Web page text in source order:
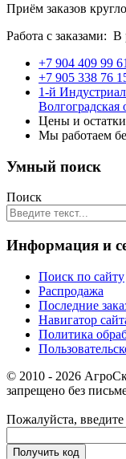
Приём заказов
Работа с заказами: В
+7 904 409 99 61
+7 905 338 76
1-й
Волгоградская
Цены и
Мы работаем
Умный поиск
Поиск
Информация и
Поиск по сайту
Распродажа
Последние
Навигатор
Политика
© 2010 - 2026
запрещено без
Пожалуйста,